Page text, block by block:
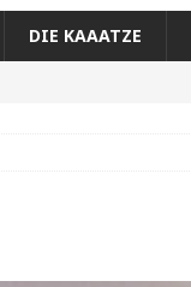
DIE KAAATZE